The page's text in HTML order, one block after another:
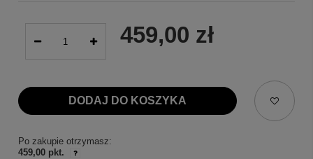
459,00 zł
DODAJ DO KOSZYKA
Po zakupie otrzymasz:
459,00 pkt.